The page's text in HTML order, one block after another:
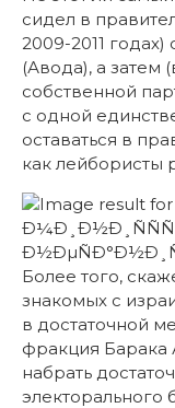
сидел в
2009-2011
(Авода), а затем
собственной
с одной
оставаться в
как лейбористы
Более того,
знакомых с
в достаточной
фракция Барака
набрать
электорального